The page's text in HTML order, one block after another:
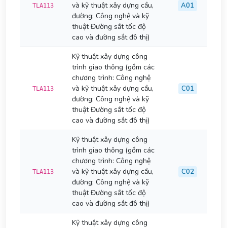
TLA113
và kỹ thuật xây dựng cầu,
đường; Công nghệ và kỹ
thuật Đường sắt tốc độ
cao và đường sắt đô thị)
A01
TLA113
Kỹ thuật xây dựng công
trình giao thông (gồm các
chương trình: Công nghệ
và kỹ thuật xây dựng cầu,
đường; Công nghệ và kỹ
thuật Đường sắt tốc độ
cao và đường sắt đô thị)
C01
TLA113
Kỹ thuật xây dựng công
trình giao thông (gồm các
chương trình: Công nghệ
và kỹ thuật xây dựng cầu,
đường; Công nghệ và kỹ
thuật Đường sắt tốc độ
cao và đường sắt đô thị)
C02
Kỹ thuật xây dựng công